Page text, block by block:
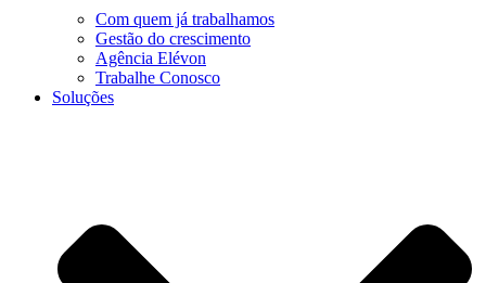
Com quem já trabalhamos
Gestão do crescimento
Agência Elévon
Trabalhe Conosco
Soluções